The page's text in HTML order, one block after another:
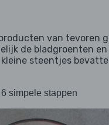
van tevoren
de bladgroenten en
steentjes
simpele stappen